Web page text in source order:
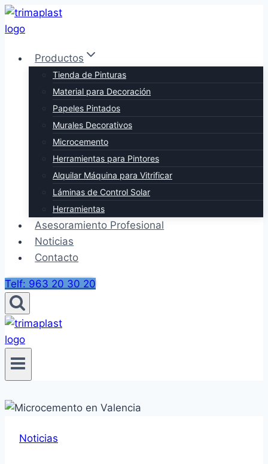
Saltar
al
Productos
Tienda de Pinturas
Material para Decoración
Papeles Pintados
Murales Decorativos
Microcemento
Herramientas para Pintores
Alquilar Máquina para Vitrificar
Láminas de Control Solar
Herramientas
Asesoramiento Profesional
Noticias
Contacto
Telf: 963 20 30 20
Noticias